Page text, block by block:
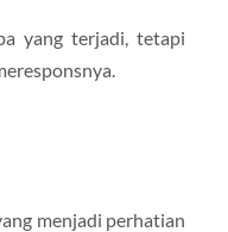
yang terjadi, tetapi
menjadi perhatian